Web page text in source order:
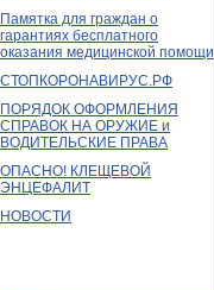
Памятка для граждан о
гарантиях бесплатного
оказания медицинской помощи
СТОПКОРОНАВИРУС.РФ
ПОРЯДОК ОФОРМЛЕНИЯ
СПРАВОК НА ОРУЖИЕ и
ВОДИТЕЛЬСКИЕ ПРАВА
ОПАСНО! КЛЕЩЕВОЙ
ЭНЦЕФАЛИТ
НОВОСТИ